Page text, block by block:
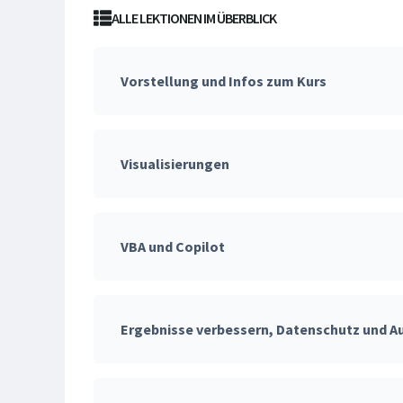
ALLE LEKTIONEN IM ÜBERBLICK
Vorstellung und Infos zum Kurs
Visualisierungen
VBA und Copilot
Ergebnisse verbessern, Datenschutz und